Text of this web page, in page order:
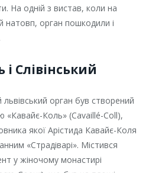
На одній з вистав, коли на
натовп, орган пошкодили і
Слівінський
орган був створений
Коль» (Cavaillé-Coll),
якої Арістида Кавайє-Коля
«Страдіварі». Містився
у жіночому монастирі